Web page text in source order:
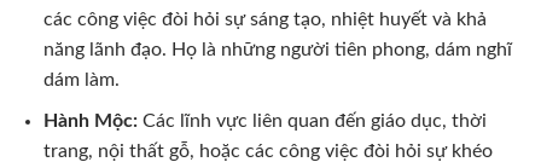
các công việc đòi hỏi sự sáng tạo, nhiệt huyết và khả
năng lãnh đạo. Họ là những người tiên phong, dám nghĩ
dám làm.
Hành Mộc:Các lĩnh vực liên quan đến giáo dục, thời
trang, nội thất gỗ, hoặc các công việc đòi hỏi sự khéo